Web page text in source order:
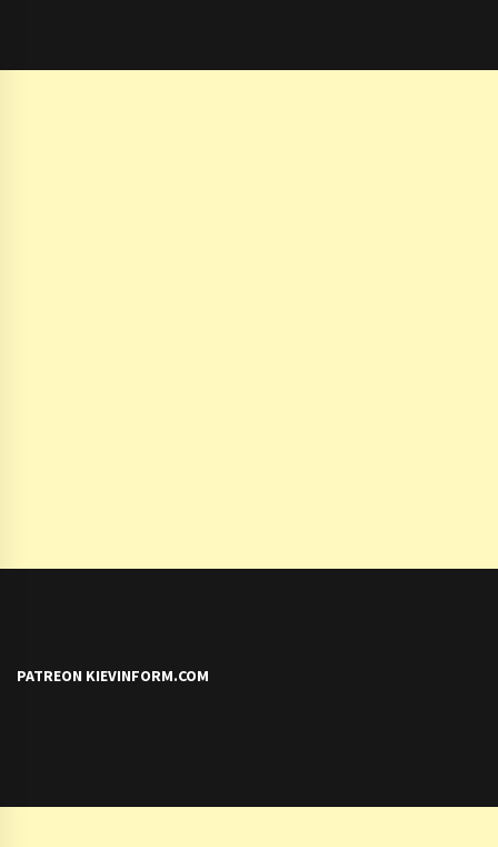
PATREON KIEVINFORM.COM